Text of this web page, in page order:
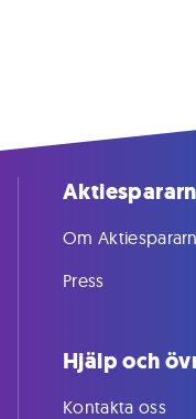
Om
Press
Hjälp och
Kontakta oss